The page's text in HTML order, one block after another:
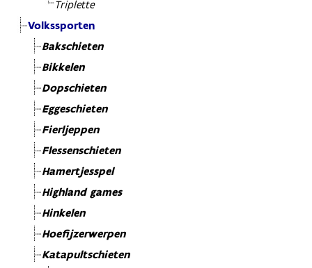
Triplette
Volkssporten
Bakschieten
Bikkelen
Dopschieten
Eggeschieten
Fierljeppen
Flessenschieten
Hamertjesspel
Highland games
Hinkelen
Hoefijzerwerpen
Katapultschieten